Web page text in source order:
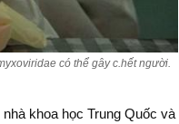
có thể gây c.hết người.
khoa học Trung Quốc và